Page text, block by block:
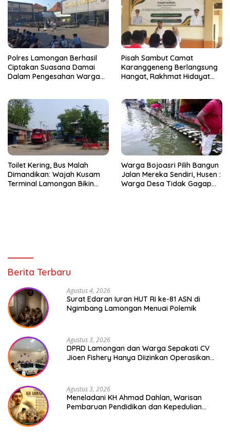
Polres Lamongan Berhasil
Ciptakan Suasana Damai
Dalam Pengesahan Warga
Pisah Sambut Camat
Karanggeneng Berlangsung
Hangat, Rakhmat Hidayat
Toilet Kering, Bus Malah
Dimandikan: Wajah Kusam
Terminal Lamongan Bikin
Warga Bojoasri Pilih Bangun
Jalan Mereka Sendiri, Husen :
Warga Desa Tidak Gagap
Berita Terbaru
Agustus 4, 2026
Surat Edaran Iuran HUT RI ke-81 ASN di
Ngimbang Lamongan Menuai Polemik
Agustus 3, 2026
DPRD Lamongan dan Warga Sepakati CV
Jioen Fishery Hanya Diizinkan Operasikan
Agustus 3, 2026
Meneladani KH Ahmad Dahlan, Warisan
Pembaruan Pendidikan dan Kepedulian